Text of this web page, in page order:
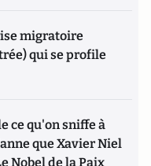
migratoire
qui se profile
ce qu'on sniffe à
que Xavier Niel
Nobel de la Paix